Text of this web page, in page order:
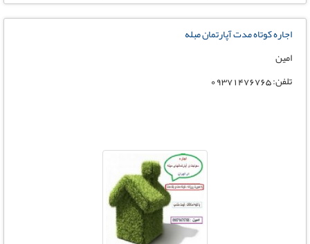
اجاره کوتاه مدت آپارتمان مبله
امین
تلفن: 09371476765